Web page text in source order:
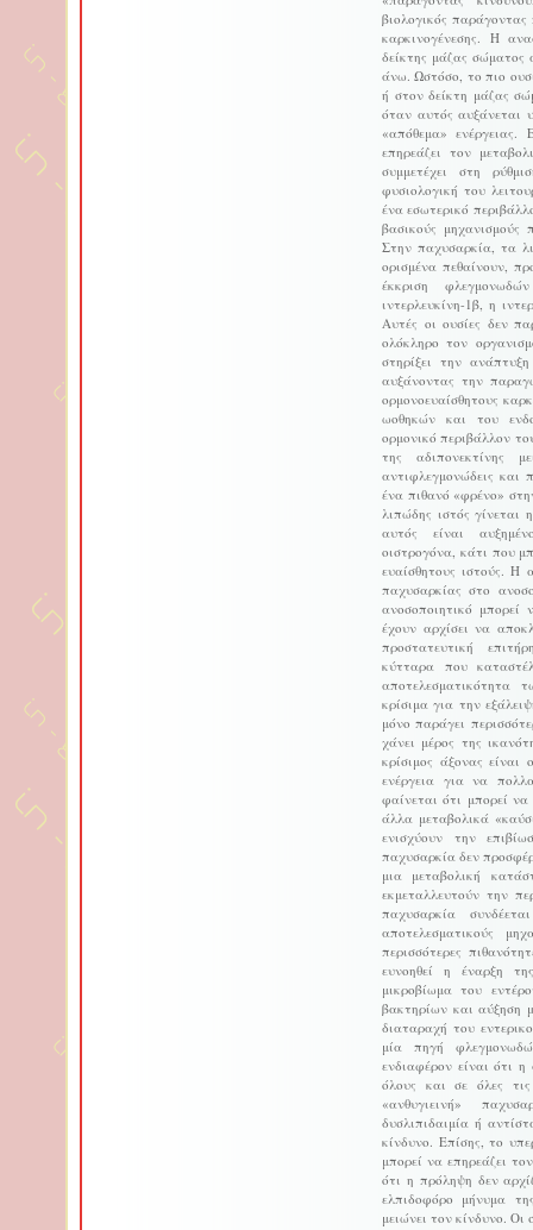
βιολογικός
καρκινογένεσης. Η
δείκτης μάζας
άνω. Ωστόσο, το πιο
ή στον δείκτη μάζας
όταν αυτός αυξάνεται
«απόθεμα»
επηρεάζει τον
συμμετέχει στη
φυσιολογική του
ένα εσωτερικό
βασικούς μηχανισμούς
Στην παχυσαρκία, τα
ορισμένα πεθαίνουν,
έκκριση
ιντερλευκίνη-1β, η
Αυτές οι ουσίες δεν
ολόκληρο τον
στηρίξει την
αυξάνοντας την
ορμονοευαίσθητους
ωοθηκών και του
ορμονικό περιβάλλον
της αδιπονεκτίνης
αντιφλεγμονώδεις και
ένα πιθανό «φρένο»
λιπώδης ιστός
αυτός είναι
οιστρογόνα, κάτι που
ευαίσθητους ιστούς. Η
παχυσαρκίας στο
ανοσοποιητικό μπορεί
έχουν αρχίσει να
προστατευτική
κύτταρα που
αποτελεσματικότητα
κρίσιμα για την
μόνο παράγει
χάνει μέρος της
κρίσιμος άξονας
ενέργεια για να
φαίνεται ότι μπορεί
άλλα μεταβολικά
ενισχύουν την
παχυσαρκία δεν
μια μεταβολική
εκμεταλλευτούν την
παχυσαρκία
αποτελεσματικούς
περισσότερες
ευνοηθεί η έναρξη
μικροβίωμα του
βακτηρίων και αύξηση
διαταραχή του
μία πηγή
ενδιαφέρον είναι ότι
όλους και σε όλες
«ανθυγιεινή»
δυσλιπιδαιμία ή
κίνδυνο. Επίσης, το
μπορεί να επηρεάζει
ότι η πρόληψη δεν
ελπιδοφόρο μήνυμα
μειώνει τον κίνδυνο.